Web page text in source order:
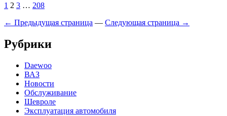
Пагинация
записей
1 2 3 … 208
← Предыдущая страница — Следующая страница →
Рубрики
Daewoo
ВАЗ
Новости
Обслуживание
Шевроле
Эксплуатация автомобиля